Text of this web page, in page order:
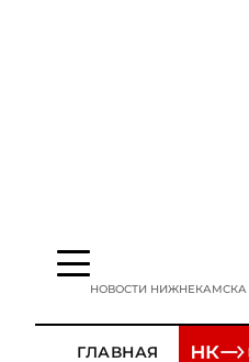
НОВОСТИ НИЖНЕКАМСКА
ГЛАВНАЯ